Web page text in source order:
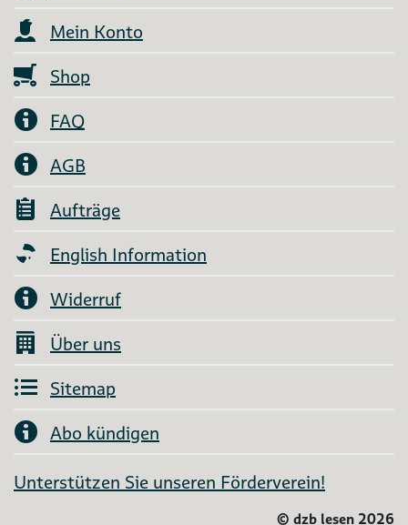
Mein Konto
Shop
FAQ
AGB
Aufträge
English Information
Widerruf
Über uns
Sitemap
Abo kündigen
Unterstützen Sie unseren Förderverein!
© dzb lesen 2026